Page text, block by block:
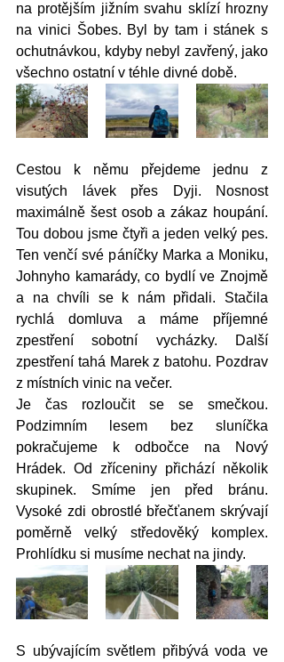
na protějším jižním svahu sklízí hrozny
na vinici Šobes. Byl by tam i stánek s
ochutnávkou, kdyby nebyl zavřený, jako
všechno ostatní v téhle divné době.
Cestou k němu přejdeme jednu z
visutých lávek přes Dyji. Nosnost
maximálně šest osob a zákaz houpání.
Tou dobou jsme čtyři a jeden velký pes.
Ten venčí své páníčky Marka a Moniku,
Johnyho kamarády, co bydlí ve Znojmě
a na chvíli se k nám přidali. Stačila
rychlá domluva a máme příjemné
zpestření sobotní vycházky. Další
zpestření tahá Marek z batohu. Pozdrav
z místních vinic na večer.
Je čas rozloučit se se smečkou.
Podzimním lesem bez sluníčka
pokračujeme k odbočce na Nový
Hrádek. Od zříceniny přichází několik
skupinek. Smíme jen před bránu.
Vysoké zdi obrostlé břečťanem skrývají
poměrně velký středověký komplex.
Prohlídku si musíme nechat na jindy.
S ubývajícím světlem přibývá voda ve